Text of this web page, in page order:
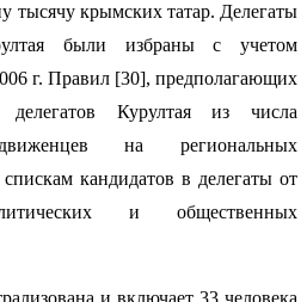
тысячу крымских татар. Делегаты
были избраны с учетом
г. Правил [30], предполагающих
Курултая из числа
на региональных
кандидатов в делегаты от
и общественных
и включает 33 человека